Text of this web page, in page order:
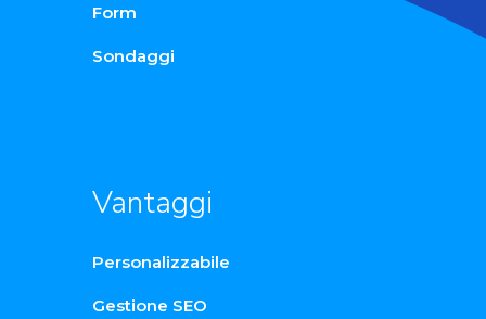
Form
Sondaggi
Vantaggi
Personalizzabile
Gestione SEO